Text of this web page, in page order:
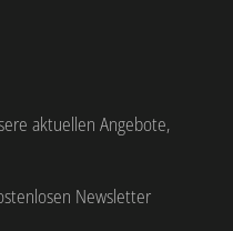
aktuellen Angebote,
Newsletter